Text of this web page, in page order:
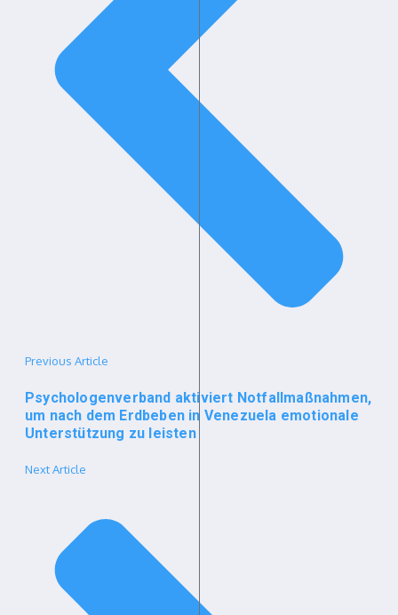
Previous Article
Psychologenverband aktiviert Notfallmaßnahmen,
um nach dem Erdbeben in Venezuela emotionale
Unterstützung zu leisten
Next Article